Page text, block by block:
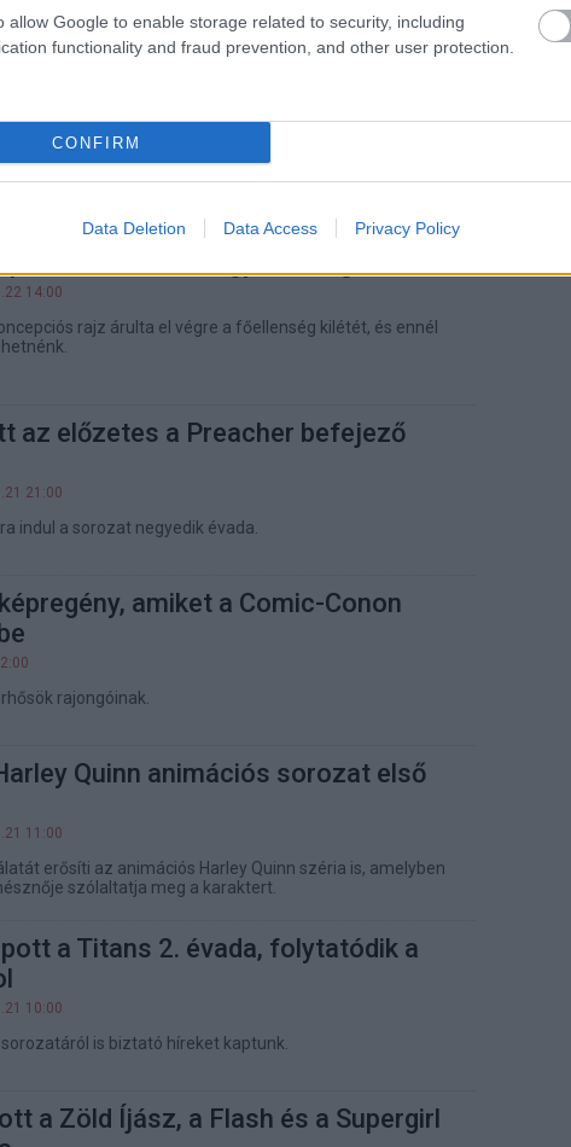
allow Google to enable storage related to security, including
functionality and fraud prevention, and other user protection.
CONFIRM
Data Deletion Data Access Privacy Policy
hordányi zombi van a nyomodban, de még
is vannak!?
15:00
vámpírvadászatára még egy darabig várnunk kell
14:00
rajz árulta el végre a főellenség kilétét, és ennél
az előzetes a Preacher befejező
21:00
indul a sorozat negyedik évada.
amiket a Comic-Conon
rajongóinak.
Quinn animációs sorozat első
11:00
erősíti az animációs Harley Quinn széria is, amelyben
szólaltatja meg a karaktert.
a Titans 2. évada, folytatódik a
10:00
sorozatáról is biztató híreket kaptunk.
a Zöld Íjász, a Flash és a Supergirl